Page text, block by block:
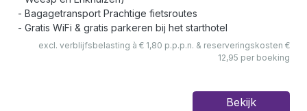
Bagagetransport Prachtige fietsroutes
Gratis WiFi & gratis parkeren bij het starthotel
excl. verblijfsbelasting à € 1,80 p.p.p.n. & reserveringskosten €
12,95 per boeking
Bekijk